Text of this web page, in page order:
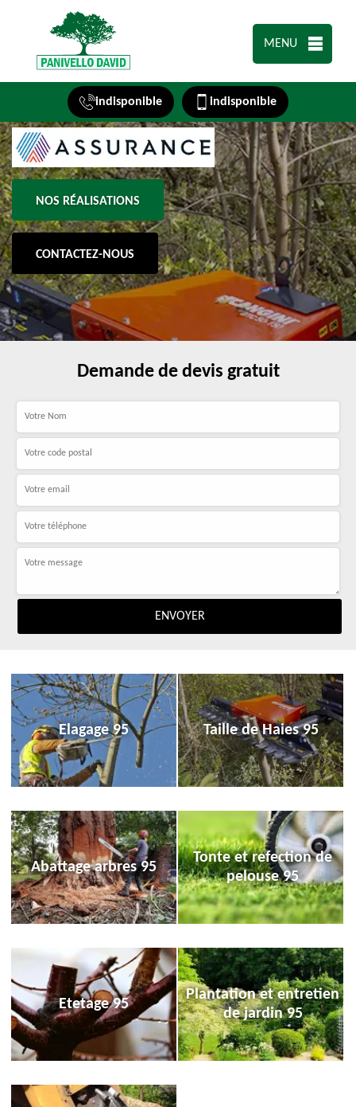
MENU
indisponible indisponible
NOS RÉALISATIONS
CONTACTEZ-NOUS
Demande de devis gratuit
Elagage 95 Taille de Haies 95
Abattage arbres 95
Tonte et refection de
pelouse 95
Etetage 95
Plantation et entretien
de jardin 95